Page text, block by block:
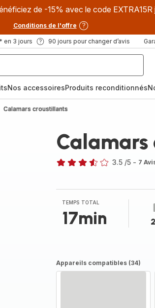
de -15% avec le code
Conditions de l'offre
en 3 jours 90 jours pour changer d’avis
Nos accessoiresProduits reconditionnés
Calamars croustillants
3.5 /5 - 7
TEMPS TOTAL
17min
Appareils compatibles (34)